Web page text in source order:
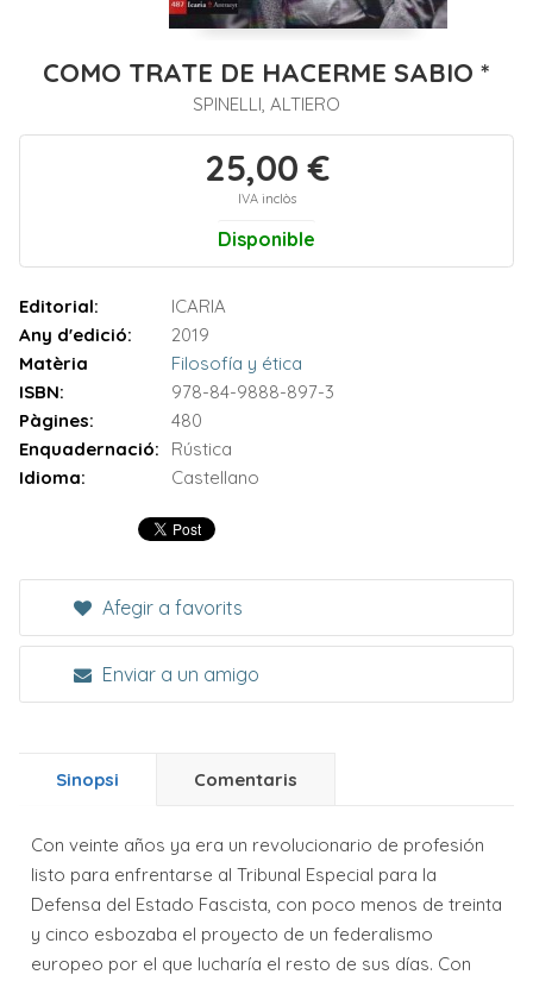
COMO TRATE DE HACERME SABIO *
SPINELLI, ALTIERO
25,00 €
IVA inclòs
Disponible
Editorial:
ICARIA
Any d'edició:
2019
Matèria
Filosofía y ética
ISBN:
978-84-9888-897-3
Pàgines:
480
Enquadernació:
Rústica
Idioma:
Castellano
Afegir a favorits
Enviar a un amigo
Sinopsi Comentaris
Con veinte años ya era un revolucionario de profesión
listo para enfrentarse al Tribunal Especial para la
Defensa del Estado Fascista, con poco menos de treinta
y cinco esbozaba el proyecto de un federalismo
europeo por el que lucharía el resto de sus días. Con